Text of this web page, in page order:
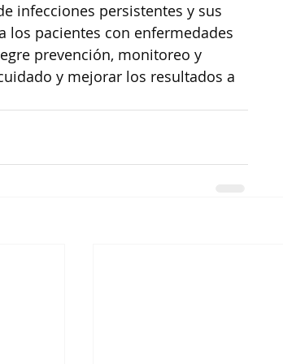
infecciones persistentes y sus
los pacientes con enfermedades
prevención, monitoreo y
y mejorar los resultados a